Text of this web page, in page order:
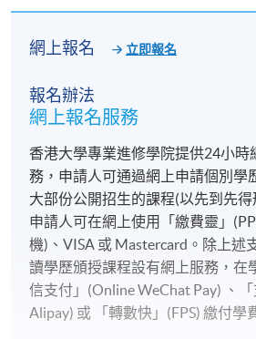
進修學院獲准頒授 「證書(單元 : 信
報名代碼
現時接受報名
修業期
30 小時 (10 節課)
網上報名 立即報名
報名辦法
網上報名服務
香港大學專業進修學院提供24小時
務，申請人可通過網上申請個別學
大部份公開招生的課程(以先到先得
申請人可在網上使用「繳費靈」
機)、VISA 或 Mastercard。除上述
讀學歷頒授課程設有網上服務，在
信支付」(Online WeChat Pay) 、
Alipay) 或 「轉數快」(FPS) 繳付學